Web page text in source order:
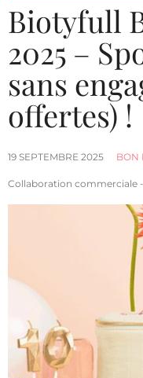
Biotyfull
2025 –
sans
offertes) !
19 SEPTEMBRE 2025 BON
Collaboration commerciale